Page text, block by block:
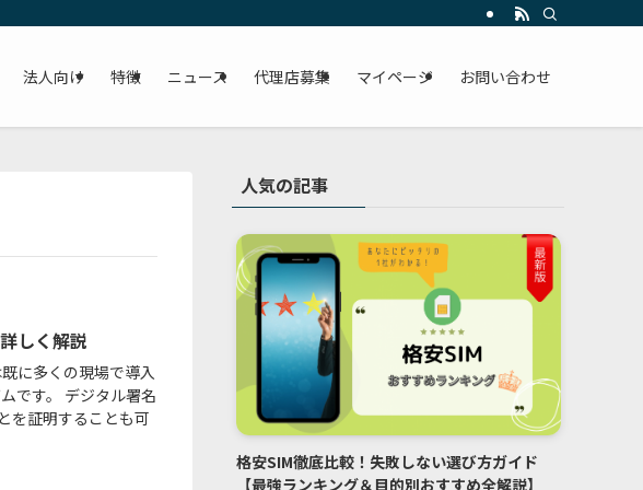
法人向け 特徴 ニュース 代理店募集 マイページ お問い合わせ
しく解説
に多くの現場で導入
です。 デジタル署名
を証明することも可
人気の記事
格安SIM徹底比較！失敗しない選び方ガイド
【最強ランキング＆目的別おすすめ全解説】